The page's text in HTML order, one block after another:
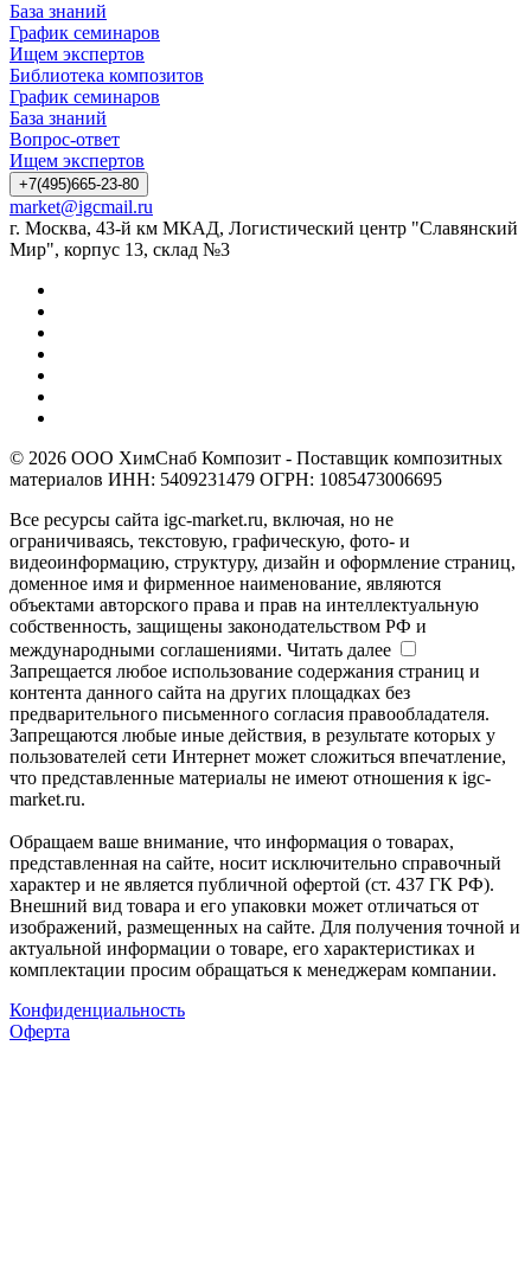
База знаний
График семинаров
Ищем экспертов
Библиотека композитов
График семинаров
База знаний
Вопрос-ответ
Ищем экспертов
+7(495)665-23-80
market@igcmail.ru
г. Москва, 43-й км МКАД, Логистический центр "Славянский
Мир", корпус 13, склад №3
© 2026 ООО ХимСнаб Композит - Поставщик композитных
материалов ИНН: 5409231479 ОГРН: 1085473006695
Все ресурсы сайта igc-market.ru, включая, но не
ограничиваясь, текстовую, графическую, фото- и
видеоинформацию, структуру, дизайн и оформление страниц,
доменное имя и фирменное наименование, являются
объектами авторского права и прав на интеллектуальную
собственность, защищены законодательством РФ и
международными соглашениями. Читать далее
Запрещается любое использование содержания страниц и
контента данного сайта на других площадках без
предварительного письменного согласия правообладателя.
Запрещаются любые иные действия, в результате которых у
пользователей сети Интернет может сложиться впечатление,
что представленные материалы не имеют отношения к igc-
market.ru.
Обращаем ваше внимание, что информация о товарах,
представленная на сайте, носит исключительно справочный
характер и не является публичной офертой (ст. 437 ГК РФ).
Внешний вид товара и его упаковки может отличаться от
изображений, размещенных на сайте. Для получения точной и
актуальной информации о товаре, его характеристиках и
комплектации просим обращаться к менеджерам компании.
Конфиденциальность
Оферта